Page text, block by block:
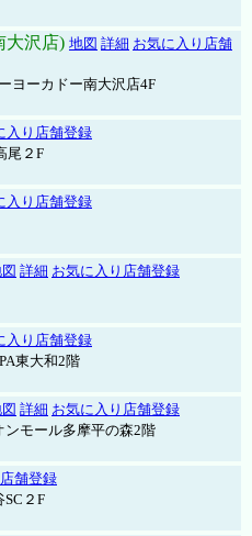
大沢店) 地図 詳細 お気に入り店舗
ヨーカドー南大沢店4F
入り店舗登録
尾２F
入り店舗登録
詳細 お気に入り店舗登録
入り店舗登録
東大和2階
詳細 お気に入り店舗登録
モール多摩平の森2階
舗登録
２F